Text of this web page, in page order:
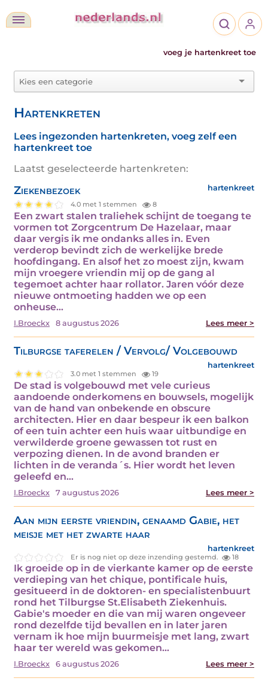
voeg je hartenkreet toe
Hartenkreten
Lees ingezonden hartenkreten, voeg zelf een
hartenkreet toe
Laatst geselecteerde hartenkreten:
Ziekenbezoek hartenkreet
4.0 met 1 stemmen 8
Een zwart stalen traliehek schijnt de toegang te
vormen tot Zorgcentrum De Hazelaar, maar
daar vergis ik me ondanks alles in. Even
verderop bevindt zich de werkelijke brede
hoofdingang. En alsof het zo moest zijn, kwam
mijn vroegere vriendin mij op de gang al
tegemoet achter haar rollator. Jaren vóór deze
nieuwe ontmoeting hadden we op een
onheuse…
I.Broeckx 8 augustus 2026 Lees meer >
Tilburgse taferelen / Vervolg/ Volgebouwd
hartenkreet
3.0 met 1 stemmen 19
De stad is volgebouwd met vele curieus
aandoende onderkomens en bouwsels, mogelijk
van de hand van onbekende en obscure
architecten. Hier en daar bespeur ik een balkon
of een tuin achter een huis waar uitbundige en
verwilderde groene gewassen tot rust en
verpozing dienen. In de avond branden er
lichten in de veranda´s. Hier wordt het leven
geleefd en…
I.Broeckx 7 augustus 2026 Lees meer >
Aan mijn eerste vriendin, genaamd Gabie, het
meisje met het zwarte haar
hartenkreet
Er is nog niet op deze inzending gestemd. 18
Ik groeide op in de vierkante kamer op de eerste
verdieping van het chique, pontificale huis,
gesitueerd in de doktoren- en specialistenbuurt
rond het Tilburgse St.Elisabeth Ziekenhuis.
Gabie's moeder en die van mij waren ongeveer
rond dezelfde tijd bevallen en in later jaren
vernam ik hoe mijn buurmeisje met lang, zwart
haar ter wereld was gekomen…
I.Broeckx 6 augustus 2026 Lees meer >